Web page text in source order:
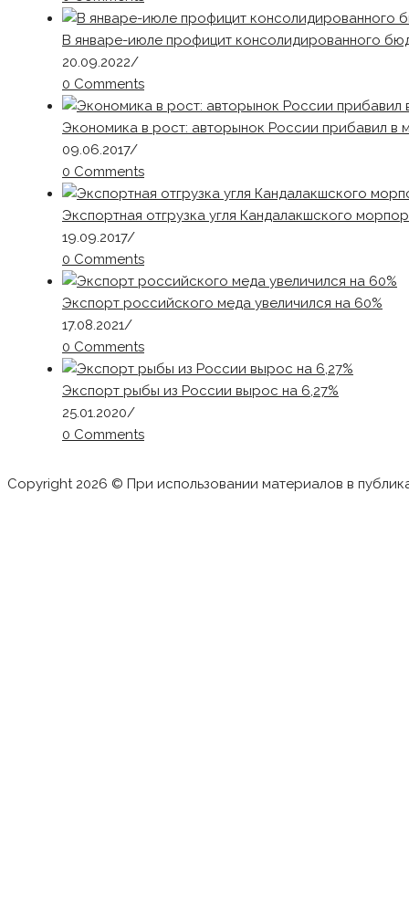
В январе-июле профицит консолидированного
20.09.2022/
0 Comments
Экономика в рост: авторынок России прибавил в
09.06.2017/
0 Comments
Экспортная отгрузка угля Кандалакшского
19.09.2017/
0 Comments
Экспорт российского меда увеличился на 60%
17.08.2021/
0 Comments
Экспорт рыбы из России вырос на 6,27%
25.01.2020/
0 Comments
Copyright 2026 © При использовании материалов в